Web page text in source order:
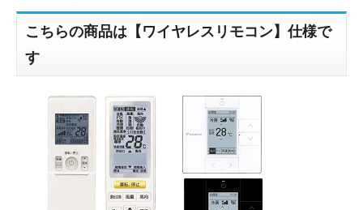
こちらの商品は【ワイヤレスリモコン】仕様で
す